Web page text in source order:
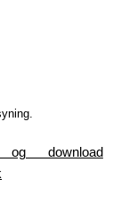
download